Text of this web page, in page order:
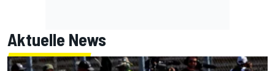
Aktuelle News